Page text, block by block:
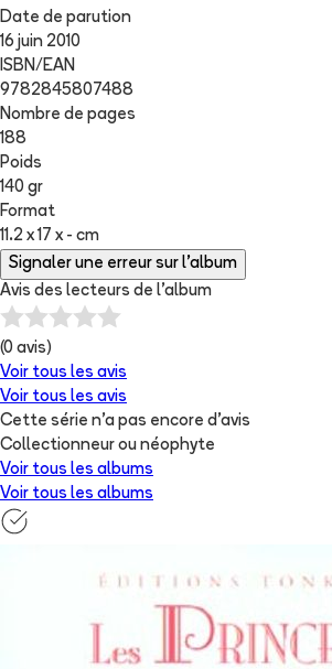
Date de parution
16 juin 2010
ISBN/EAN
9782845807488
Nombre de pages
188
Poids
140 gr
Format
11.2 x 17 x - cm
Signaler une erreur sur l'album
Avis des lecteurs de l'album
(0 avis)
Voir tous les avis
Voir tous les avis
Cette série n'a pas encore d'avis
Collectionneur ou néophyte
Voir tous les albums
Voir tous les albums